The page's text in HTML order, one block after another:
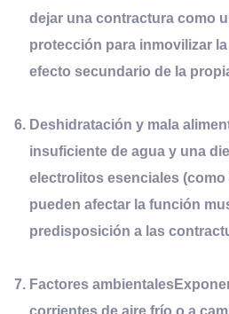
dejar una contractura como
protección para inmovilizar
efecto secundario de la
Deshidratación y malaa
insuficiente de agua y una
electrolitos esenciales
pueden afectar la función
predisposición a las
Factores ambientales
corrientes de aire frío o a